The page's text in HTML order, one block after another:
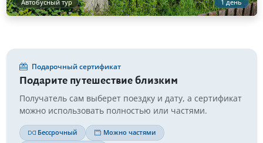
Автобусный тур 1 день
Подарочный сертификат
Подарите путешествие близким
Получатель сам выберет поездку и дату, а сертификат
можно использовать полностью или частями.
Бессрочный
Можно частями